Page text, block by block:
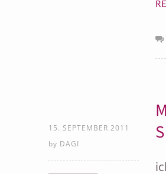
15. SEPTEMBER 2011
by DAGI